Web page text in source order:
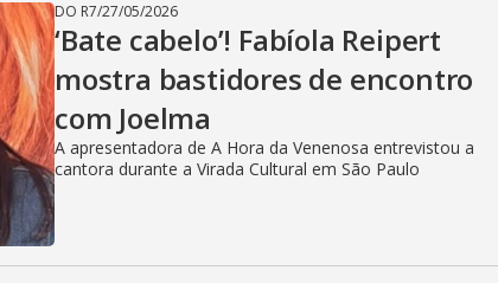
DO R7/27/05/2026
‘Bate cabelo’! Fabíola Reipert
mostra bastidores de encontro
com Joelma
A apresentadora de A Hora da Venenosa entrevistou a
cantora durante a Virada Cultural em São Paulo